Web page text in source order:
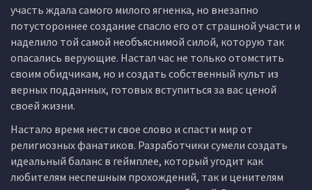
участь ждала самого милого ягненка, но внезапно
потустороннее создание спасло его от страшной участи и
наделило той самой необъяснимой силой, которую так
опасались верующие. Настал час не только отомстить
своим обидчикам, но и создать собственный культ из
верных подданных, готовых вступиться за вас ценой
своей жизни.
Настало время нести свое слово и спасти мир от
религиозных фанатиков. Разработчики сумели создать
идеальный баланс в геймплее, который угодит как
любителям неспешным прохождений, так и ценителям